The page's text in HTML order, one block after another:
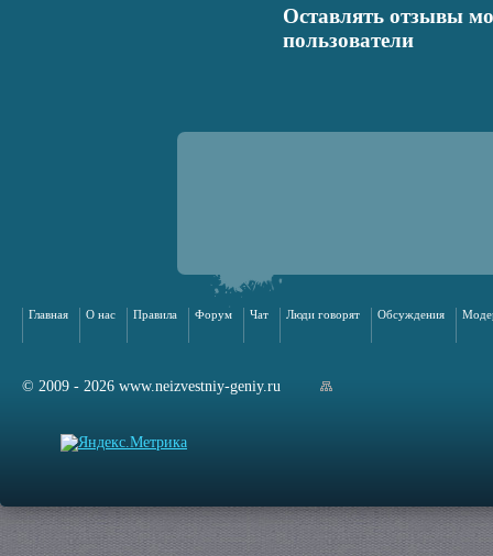
Оставлять отзывы
пользователи
Главная О нас Правила Форум Чат Люди говорят Обсуждения
© 2009 - 2026 www.neizvestniy-geniy.ru
сайта